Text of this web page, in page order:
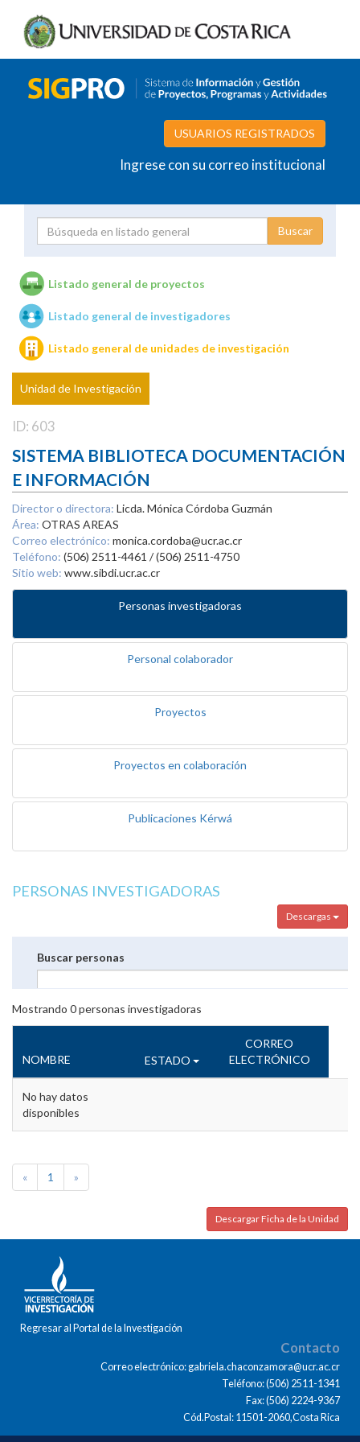
USUARIOS REGISTRADOS
Ingrese con su correo institucional
Unidades de investigación
Listado general de proyectos
Listado general de investigadores
Listado general de unidades de investigación
Unidad de Investigación
ID: 603
SISTEMA BIBLIOTECA DOCUMENTACIÓN
E INFORMACIÓN
Director o directora: Licda. Mónica Córdoba Guzmán
Área: OTRAS AREAS
Correo electrónico: monica.cordoba@ucr.ac.cr
Teléfono: (506) 2511-4461 / (506) 2511-4750
Sitio web: www.sibdi.ucr.ac.cr
Personas investigadoras
Personal colaborador
Proyectos
Proyectos en colaboración
Publicaciones Kérwá
PERSONAS INVESTIGADORAS
Descargas
Buscar personas
Mostrando 0personas investigadoras
NOMBRE ESTADO
CORREO
ELECTRÓNICO
No hay datos
disponibles
« 1 »
Descargar Ficha de la Unidad
Regresar al Portal de la Investigación
Contacto
Correo electrónico: gabriela.chaconzamora@ucr.ac.cr
Teléfono: (506) 2511-1341
Fax: (506) 2224-9367
Cód.Postal: 11501-2060,Costa Rica